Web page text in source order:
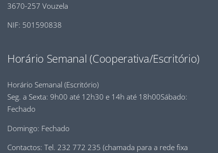
3670-257 Vouzela
NIF: 501590838
Horário Semanal (Cooperativa/Escritório)
Horário Semanal (Escritório)
Seg. a Sexta: 9h00 até 12h30 e 14h até 18h00Sábado:
Fechado
Domingo: Fechado
Contactos: Tel. 232 772 235 (chamada para a rede fixa